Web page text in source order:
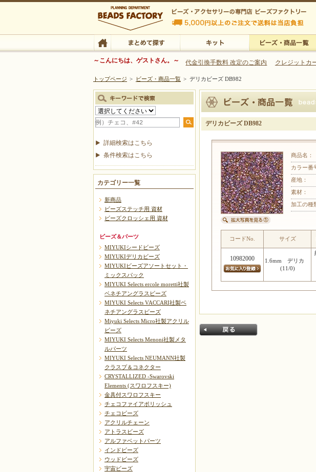
ビーズファクトリー ビーズ・パーツ・金具など・アクセサリーの専門店
ビーズ・アクセサリーの専門店 ビーズファクトリー
ビーズ・アクセサリーの専門店 ビーズファクトリー 5,000円以上のご注文で送料
TOP まとめて探す
～こんにちは、ゲストさん。～ 代金引換手数料 改定のご案内 クレジットカ
トップページ > ビーズ・商品一覧 > デリカビーズ DB982
デリカビーズ DB982
商品名：
カラー番
産地：
素材：
加工の種
コードNo. サイズ
10982000
1.6mm デリカ
(11/0)
詳細検索はこちら
条件検索はこちら
カテゴリー一覧
新商品
ビーズステッチ用 資材
ビーズクロッシェ用 資材
ビーズ＆パーツ
MIYUKIシードビーズ
MIYUKIデリカビーズ
MIYUKIビーズアソートセット・
ミックスパック
MIYUKI Selects ercole moretti社製
ベネチアングラスビーズ
MIYUKI Selects VACCARI社製ベ
ネチアングラスビーズ
Miyuki Selects Micro社製アクリル
ビーズ
MIYUKI Selects Menoni社製メタ
ルパーツ
MIYUKI Selects NEUMANN社製
クラスプ＆コネクター
CRYSTALLIZED -Swarovski
Elements (スワロフスキー)
金具付スワロフスキー
チェコファイアポリッシュ
チェコビーズ
アクリルチェーン
アトラスビーズ
アルファベットパーツ
インドビーズ
ウッドビーズ
宇宙ビーズ